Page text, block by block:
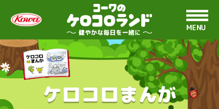
MENU
ケロコロまんが